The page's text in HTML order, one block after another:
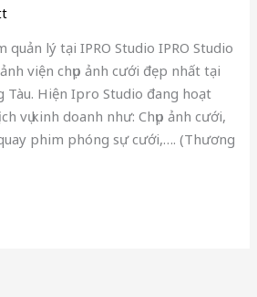
lý tại IPRO Studio IPRO Studio
viện chụp ảnh cưới đẹp nhất tại
Tàu. Hiện Ipro Studio đang hoạt
vụ kinh doanh như: Chụp ảnh cưới,
phim phóng sự cưới,…. (Thương